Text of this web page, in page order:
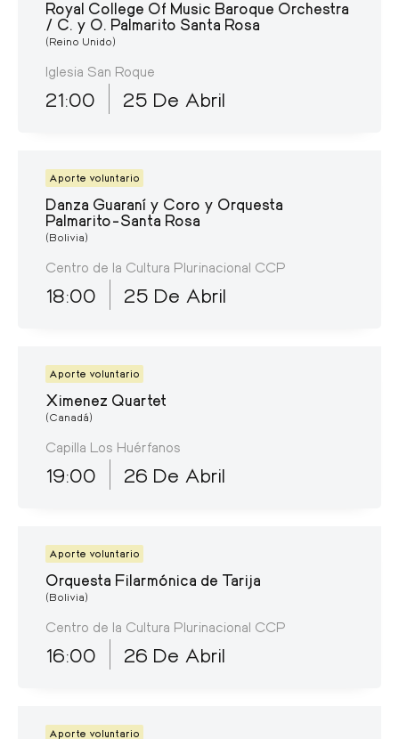
Royal College Of Music Baroque Orchestra
/ C. y O. Palmarito Santa Rosa
(Reino Unido)
Iglesia San Roque
21:00 25 De Abril
Aporte voluntario
Danza Guaraní y Coro y Orquesta
Palmarito-Santa Rosa
(Bolivia)
Centro de la Cultura Plurinacional CCP
18:00 25 De Abril
Aporte voluntario
Ximenez Quartet
(Canadá)
Capilla Los Huérfanos
19:00 26 De Abril
Aporte voluntario
Orquesta Filarmónica de Tarija
(Bolivia)
Centro de la Cultura Plurinacional CCP
16:00 26 De Abril
Aporte voluntario